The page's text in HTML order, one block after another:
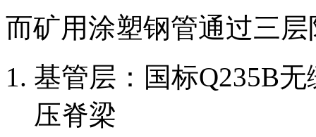
而矿用涂塑钢管通过三
基管层：国标Q235B
压脊梁